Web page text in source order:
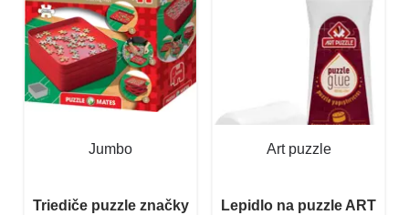
Jumbo
Triediče puzzle značky
Art puzzle
Lepidlo na puzzle ART